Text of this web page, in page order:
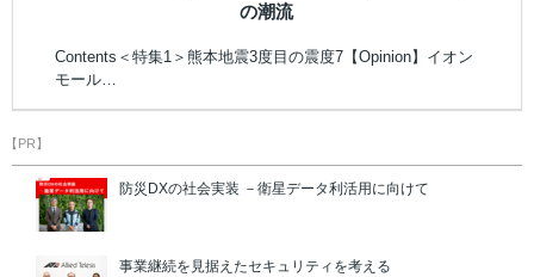
の潮流
Contents＜特集1＞熊本地震3度目の震度7【Opinion】イオン
モール…
【PR】
防災DXの社会実装 －衛星データ利活用に向けて
事業継続を見据えたセキュリティを考える